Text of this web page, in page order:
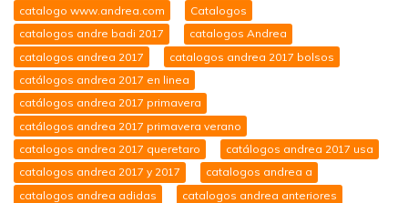
catalogo www.andrea.com
Catalogos
catalogos andre badi 2017
catalogos Andrea
catalogos andrea 2017
catalogos andrea 2017 bolsos
catálogos andrea 2017 en linea
catálogos andrea 2017 primavera
catálogos andrea 2017 primavera verano
catalogos andrea 2017 queretaro
catálogos andrea 2017 usa
catalogos andrea 2017 y 2017
catalogos andrea a
catalogos andrea adidas
catalogos andrea anteriores